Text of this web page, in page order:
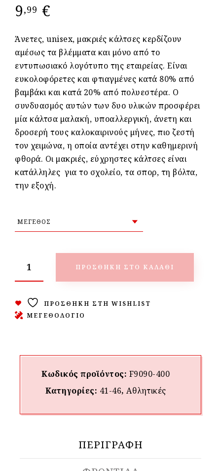
9,99 €
Άνετες, unisex, μακριές κάλτσες κερδίζουν
αμέσως τα βλέμματα και μόνο από το
εντυπωσιακό λογότυπο της εταιρείας. Είναι
ευκολοφόρετες και φτιαγμένες κατά 80% από
βαμβάκι και κατά 20% από πολυεστέρα. Ο
συνδυασμός αυτών των δυο υλικών προσφέρει
μία κάλτσα μαλακή, υποαλλεργική, άνετη και
δροσερή τους καλοκαιρινούς μήνες, πιο ζεστή
τον χειμώνα, η οποία αντέχει στην καθημερινή
φθορά. Οι μακριές, εύχρηστες κάλτσες είναι
κατάλληλες για το σχολείο, τα σπορ, τη βόλτα,
την εξοχή.
ΠΡΟΣΘΉΚΗ ΣΤΟ ΚΑΛΆΘΙ
ΠΡΟΣΘΉΚΗ ΣΤΗ WISHLIST
ΜΕΓΕΘΟΛΟΓΙΟ
Κωδικός προϊόντος: F9090-400
Κατηγορίες: 41-46, Αθλητικές
ΠΕΡΙΓΡΑΦΉ